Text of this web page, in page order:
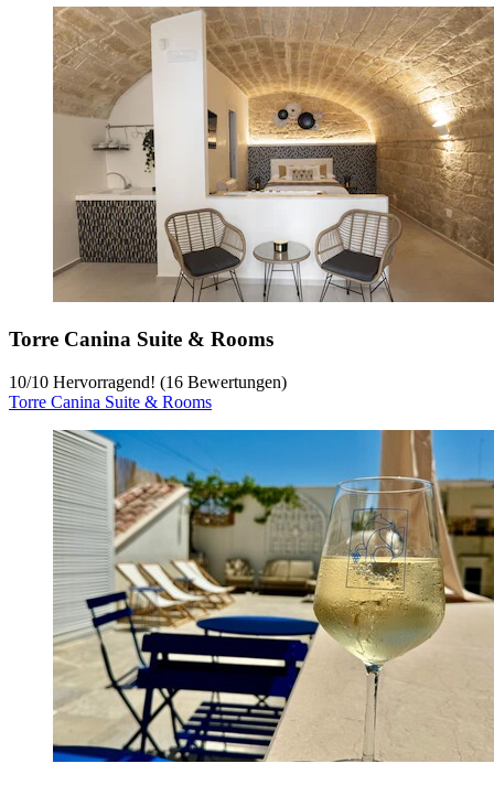
Torre Canina Suite & Rooms
10/10 Hervorragend! (16 Bewertungen)
Torre Canina Suite & Rooms